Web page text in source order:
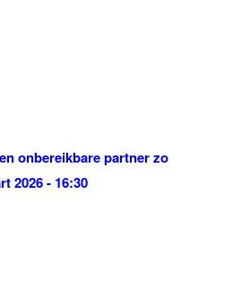
onbereikbare partner zo
2026 - 16:30